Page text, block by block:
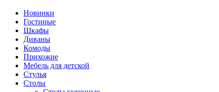
Новинки
Гостиные
Шкафы
Диваны
Комоды
Прихожие
Мебель для детской
Стулья
Столы